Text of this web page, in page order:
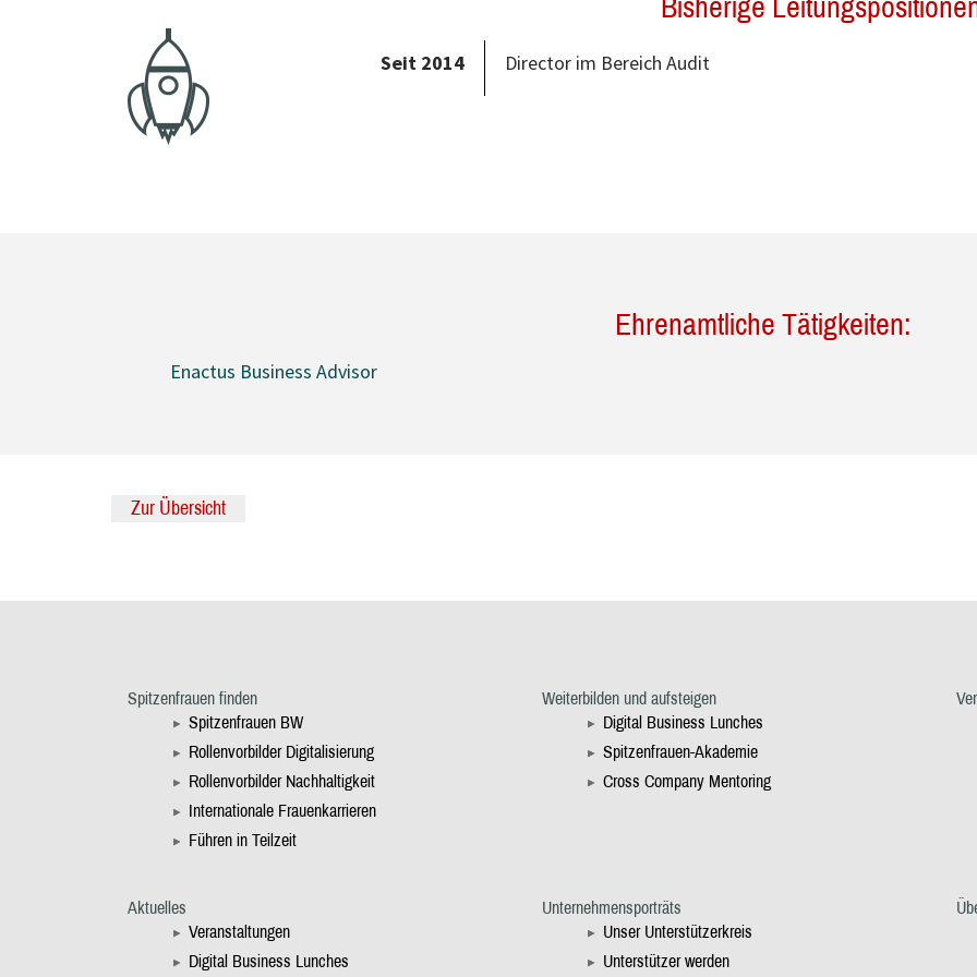
Bisherige
Seit 2014 Director im Bereich Audit
Ehrenamtliche Tätigkeiten:
Enactus Business Advisor
Zur Übersicht
Spitzenfrauen finden
Spitzenfrauen BW
Rollenvorbilder Digitalisierung
Rollenvorbilder Nachhaltigkeit
Internationale Frauenkarrieren
Führen in Teilzeit
Weiterbilden und aufsteigen
Digital Business Lunches
Spitzenfrauen-Akademie
Cross Company Mentoring
Aktuelles
Veranstaltungen
Digital Business Lunches
Unternehmensporträts
Unser Unterstützerkreis
Unterstützer werden